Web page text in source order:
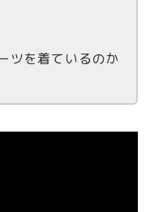
ツを着ているのか